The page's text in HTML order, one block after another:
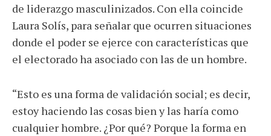
de liderazgo masculinizados. Con ella coincide
Laura Solís, para señalar que ocurren situaciones
donde el poder se ejerce con características que
el electorado ha asociado con las de un hombre.
“Esto es una forma de validación social; es decir,
estoy haciendo las cosas bien y las haría como
cualquier hombre. ¿Por qué? Porque la forma en